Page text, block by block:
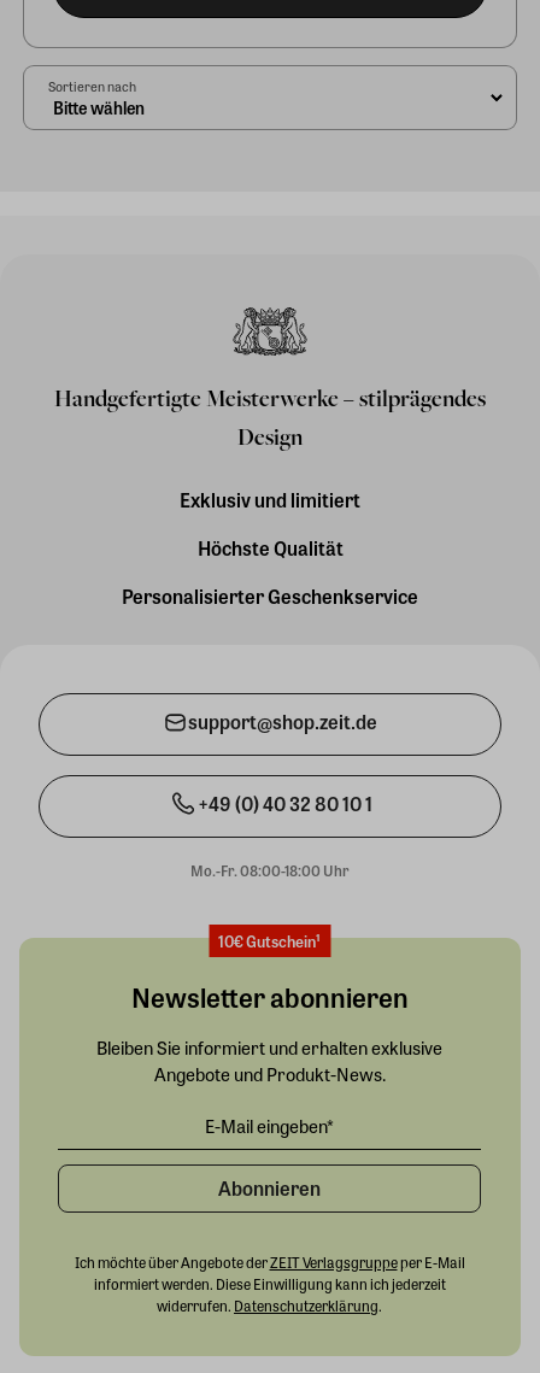
Sortieren nach
Handgefertigte Meisterwerke – stilprägendes
Design
Exklusiv und limitiert
Höchste Qualität
Personalisierter Geschenkservice
support@shop.zeit.de
+49 (0) 40 32 80 10 1
Mo.-Fr. 08:00-18:00 Uhr
10€ Gutschein¹
Newsletter abonnieren
Bleiben Sie informiert und erhalten exklusive
Angebote und Produkt-News.
Abonnieren
Ich möchte über Angebote derZEIT Verlagsgruppeper E-Mail
informiert werden. Diese Einwilligung kann ich jederzeit
widerrufen. Datenschutzerklärung.